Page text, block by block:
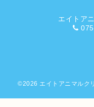
エイトア
©2026 エイトアニマルク